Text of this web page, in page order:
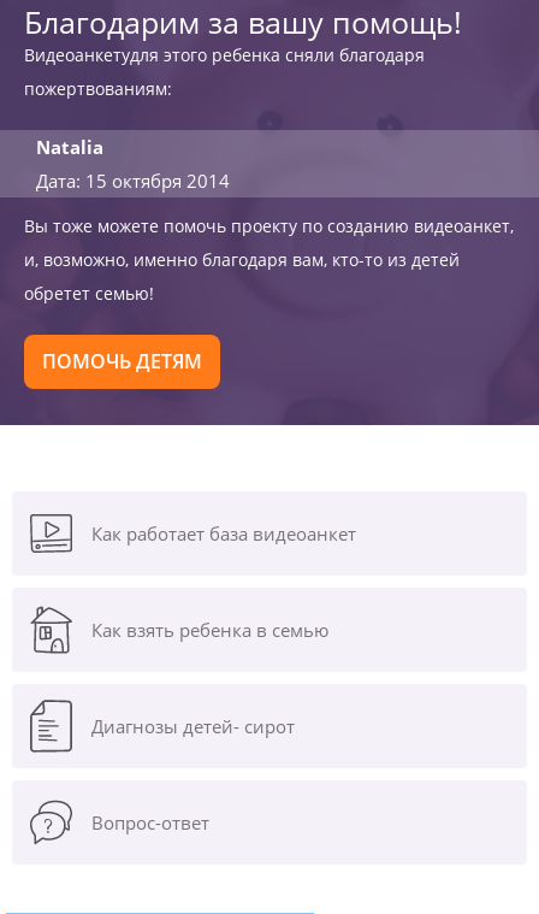
Благодарим за вашу помощь!
Видеоанкетудля этого ребенка сняли благодаря
пожертвованиям:
Natalia
Дата: 15 октября 2014
Вы тоже можете помочь проекту по созданию видеоанкет,
и, возможно, именно благодаря вам, кто-то из детей
обретет семью!
ПОМОЧЬ ДЕТЯМ
Как работает база видеоанкет
Как взять ребенка в семью
Диагнозы детей- сирот
Вопрос-ответ